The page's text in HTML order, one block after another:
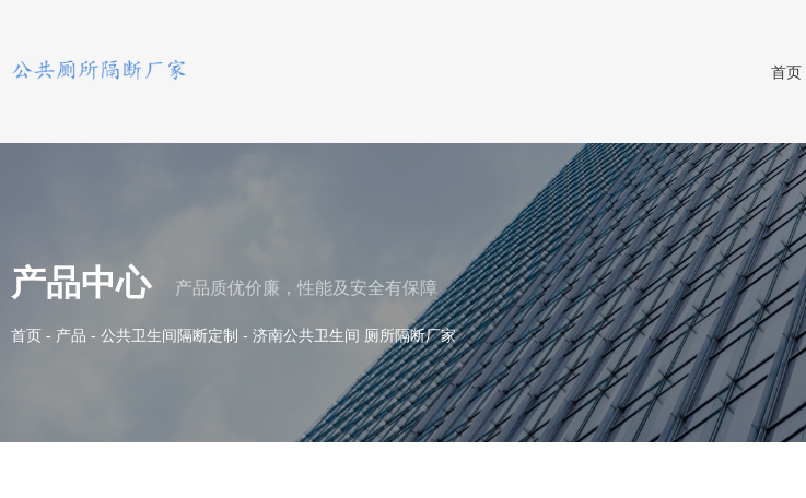
首页
产品中心 产品质优价廉，性能及安全有保障
首页 - 产品 - 公共卫生间隔断定制 - 济南公共卫生间 厕所隔断厂家